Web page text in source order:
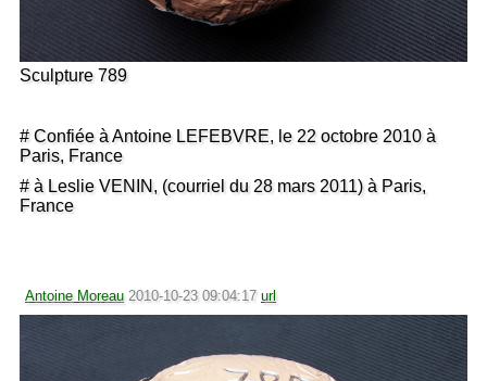
Sculpture 789
# Confiée à Antoine LEFEBVRE, le 22 octobre 2010 à
Paris, France
# à Leslie VENIN, (courriel du 28 mars 2011) à Paris,
France
Antoine Moreau 2010-10-23 09:04:17 url